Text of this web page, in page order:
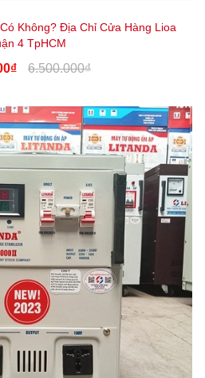
Không? Địa Chỉ Cửa Hàng Lioa
4 TpHCM
6.500.000₫